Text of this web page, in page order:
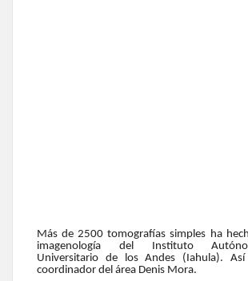
Más de 2500 tomografías simples ha
imagenología del Instituto
Universitario de los Andes (Iahula).
coordinador del área Denis Mora.